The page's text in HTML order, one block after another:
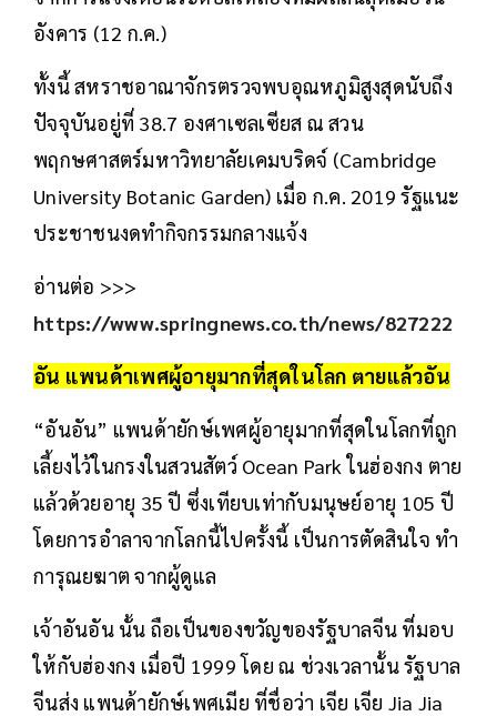
อังคาร (12 ก.ค.)
ทั้งนี้ สหราชอาณาจักรตรวจพบอุณหภูมิสูงสุดนับถึง
ปัจจุบันอยู่ที่ 38.7 องศาเซลเซียส ณ สวน
พฤกษศาสตร์มหาวิทยาลัยเคมบริดจ์ (Cambridge
University Botanic Garden) เมื่อ ก.ค. 2019 รัฐแนะ
ประชาชนงดทำกิจกรรมกลางแจ้ง
อ่านต่อ >>>
https://www.springnews.co.th/news/827222
อัน แพนด้าเพศผู้อายุมากที่สุดในโลก ตายแล้วอัน
“อันอัน” แพนด้ายักษ์เพศผู้อายุมากที่สุดในโลกที่ถูก
เลี้ยงไว้ในกรงในสวนสัตว์ Ocean Park ในฮ่องกง ตาย
แล้วด้วยอายุ 35 ปี ซึ่งเทียบเท่ากับมนุษย์อายุ 105 ปี
โดยการอำลาจากโลกนี้ไปครั้งนี้ เป็นการตัดสินใจ ทำ
การุณยฆาต จากผู้ดูแล
เจ้าอันอัน นั้น ถือเป็นของขวัญของรัฐบาลจีน ที่มอบ
ให้กับฮ่องกง เมื่อปี 1999 โดย ณ ช่วงเวลานั้น รัฐบาล
จีนส่ง แพนด้ายักษ์เพศเมีย ที่ชื่อว่า เจีย เจีย Jia Jia